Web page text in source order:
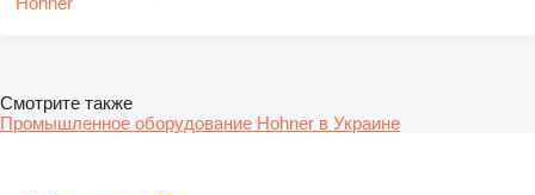
Смотрите также
Промышленное оборудование Hohner в Украине